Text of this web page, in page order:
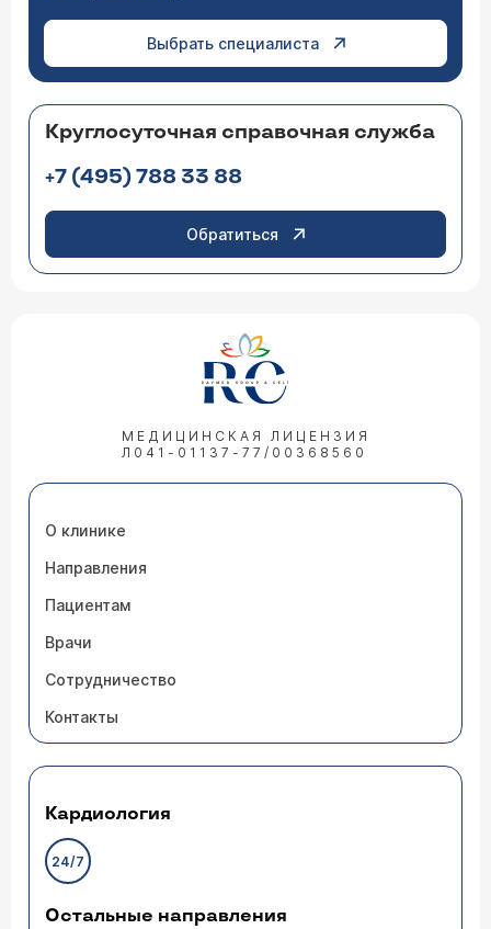
Выбрать специалиста
Круглосуточная справочная служба
+7 (495) 788 33 88
Обратиться
МЕДИЦИНСКАЯ ЛИЦЕНЗИЯ
Л041-01137-77/00368560
О клинике
Направления
Пациентам
Врачи
Сотрудничество
Контакты
Кардиология
24/7
Остальные направления